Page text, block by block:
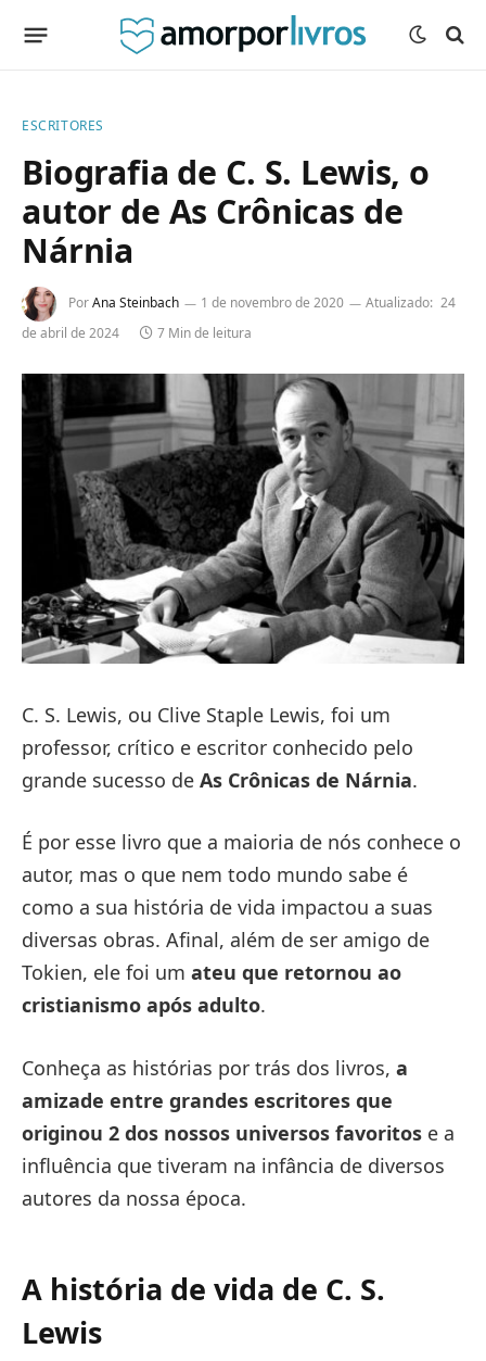
ESCRITORES
Biografia de C. S. Lewis, o
autor de As Crônicas de
Nárnia
PorAna Steinbach 1 de novembro de 2020 Atualizado: 24
de abril de 2024
7 Min de leitura
C. S. Lewis, ou Clive Staple Lewis, foi um
professor, crítico e escritor conhecido pelo
grande sucesso de As Crônicas de Nárnia.
É por esse livro que a maioria de nós conhece o
autor, mas o que nem todo mundo sabe é
como a sua história de vida impactou a suas
diversas obras. Afinal, além de ser amigo de
Tokien, ele foi um ateu que retornou ao
cristianismo após adulto.
Conheça as histórias por trás dos livros, a
amizade entre grandes escritores que
originou 2 dos nossos universos favoritos e a
influência que tiveram na infância de diversos
autores da nossa época.
A história de vida de C. S.
Lewis